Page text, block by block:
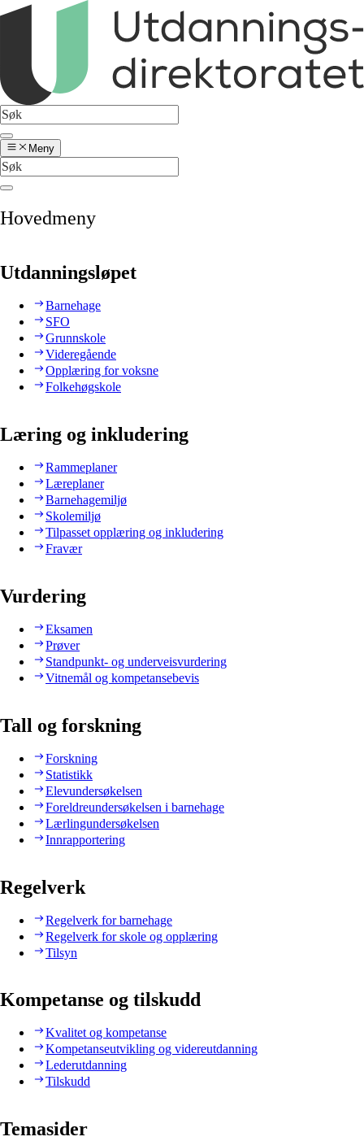
Meny
Hovedmeny
Utdanningsløpet
Barnehage
SFO
Grunnskole
Videregående
Opplæring for voksne
Folkehøgskole
Læring og inkludering
Rammeplaner
Læreplaner
Barnehagemiljø
Skolemiljø
Tilpasset opplæring og inkludering
Fravær
Vurdering
Eksamen
Prøver
Standpunkt- og underveisvurdering
Vitnemål og kompetansebevis
Tall og forskning
Forskning
Statistikk
Elevundersøkelsen
Foreldreundersøkelsen i barnehage
Lærlingundersøkelsen
Innrapportering
Regelverk
Regelverk for barnehage
Regelverk for skole og opplæring
Tilsyn
Kompetanse og tilskudd
Kvalitet og kompetanse
Kompetanseutvikling og videreutdanning
Lederutdanning
Tilskudd
Temasider